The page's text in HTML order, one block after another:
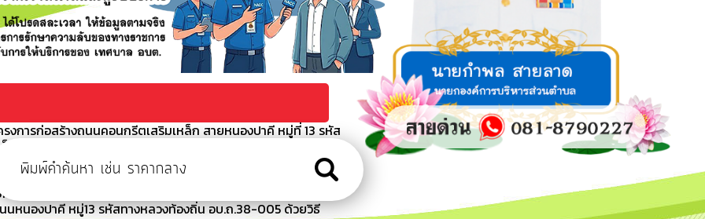
รงการก่อสร้างถนนคอนกรีตเสริมเหล็ก สายหนองปาคี หมู่ที่ 13 รหัส
กทรอนิกส์ (e-bidding)
หลอกลวงทางออนไลน์ (Scammer)
นกรีตเสริมเหล็ก ถนนหนองปาคี หมู่13 รหัสทางหลวงท้องถิ่น
นหนองปาคี หมู่13 รหัสทางหลวงท้องถิ่น อบ.ถ.38-005 ด้วยวิธี